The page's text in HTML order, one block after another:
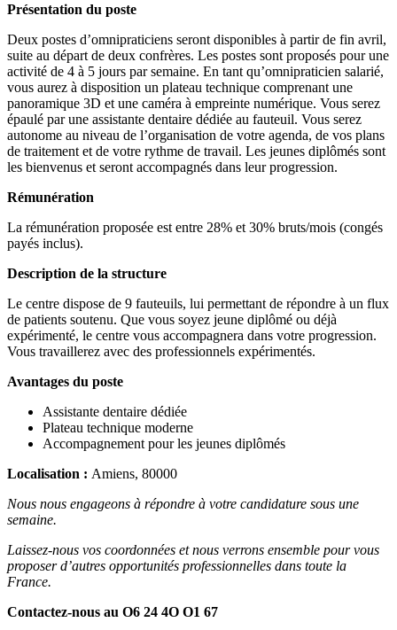
Présentation du poste
Deux postes d’omnipraticiens seront disponibles à partir de fin avril,
suite au départ de deux confrères. Les postes sont proposés pour une
activité de 4 à 5 jours par semaine. En tant qu’omnipraticien salarié,
vous aurez à disposition un plateau technique comprenant une
panoramique 3D et une caméra à empreinte numérique. Vous serez
épaulé par une assistante dentaire dédiée au fauteuil. Vous serez
autonome au niveau de l’organisation de votre agenda, de vos plans
de traitement et de votre rythme de travail. Les jeunes diplômés sont
les bienvenus et seront accompagnés dans leur progression.
Rémunération
La rémunération proposée est entre 28% et 30% bruts/mois (congés
payés inclus).
Description de la structure
Le centre dispose de 9 fauteuils, lui permettant de répondre à un flux
de patients soutenu. Que vous soyez jeune diplômé ou déjà
expérimenté, le centre vous accompagnera dans votre progression.
Vous travaillerez avec des professionnels expérimentés.
Avantages du poste
Assistante dentaire dédiée
Plateau technique moderne
Accompagnement pour les jeunes diplômés
Localisation : Amiens, 80000
Nous nous engageons à répondre à votre candidature sous une
semaine.
Laissez-nous vos coordonnées et nous verrons ensemble pour vous
proposer d’autres opportunités professionnelles dans toute la
France.
Contactez-nous au O6 24 4O O1 67